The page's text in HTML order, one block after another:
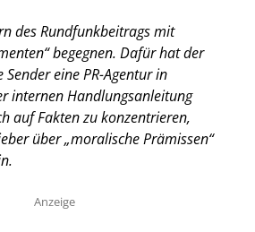
des Rundfunkbeitrags mit
begegnen. Dafür hat der
eine PR-Agentur in
internen Handlungsanleitung
auf Fakten zu konzentrieren,
über „moralische Prämissen“
Anzeige